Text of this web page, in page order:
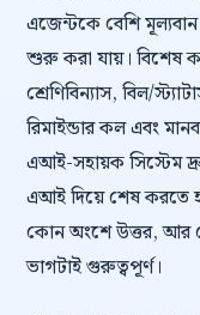
এজেন্টকে বেশি
শুরু করা যায়। বিশেষ
শ্রেণিবিন্যাস, বিল/
রিমাইন্ডার কল এবং
এআই-সহায়ক সিস্টেম
এআই দিয়ে শেষ করতে
কোন অংশে উত্তর, আর
ভাগটাই গুরুত্বপূর্ণ।